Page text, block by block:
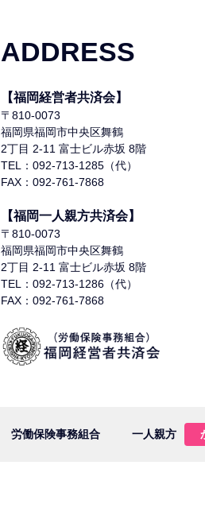
ADDRESS
【福岡経営者共済会】
〒810-0073
福岡県福岡市中央区舞鶴
2丁目 2-11 富士ビル赤坂 8階
TEL：092-713-1285（代）
FAX：092-761-7868
【福岡一人親方共済会】
〒810-0073
福岡県福岡市中央区舞鶴
2丁目 2-11 富士ビル赤坂 8階
TEL：092-713-1286（代）
FAX：092-761-7868
労働保険事務組合 一人親方